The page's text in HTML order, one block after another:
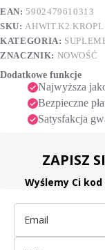
a
t
i
v
:
EAN:5902479610313
SKU:AHWIT.K2.KROPL
KATEGORIA:
ZNACZNIK: NOWOŚĆ
Dodatkowe funkcje
Najwyższa
Bezpieczne
Satysfakcja
ZAPISZ
Wyślemy Ci